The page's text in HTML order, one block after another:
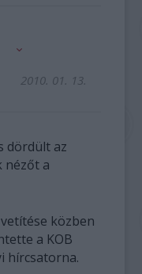
2010. 01. 13.
dördült az
nézőt a
közben
a KOB
hírcsatorna.